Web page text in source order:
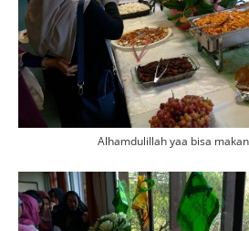
Alhamdulillah yaa bisa